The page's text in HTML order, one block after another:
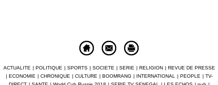
ACTUALITE | POLITIQUE | SPORTS | SOCIETE | SERIE | RELIGION | REVUE DE PRESSE
| ECONOMIE | CHRONIQUE | CULTURE | BOOMRANG | INTERNATIONAL | PEOPLE | TV-